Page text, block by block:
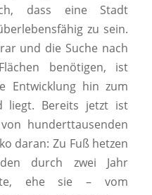
dass eine Stadt
zu sein.
und die Suche nach
benötigen, ist
Entwicklung hin zum
liegt. Bereits jetzt ist
hunderttausenden
daran: Zu Fuß hetzen
durch zwei Jahr
ehe sie – vom